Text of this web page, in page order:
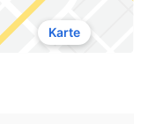
Karte